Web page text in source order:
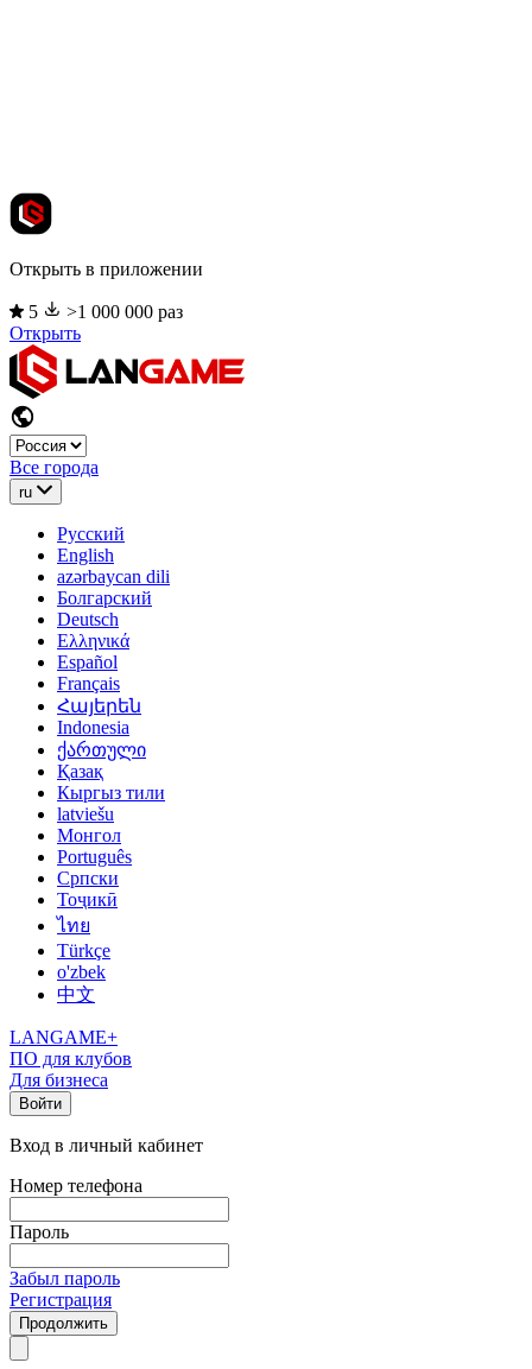
Открыть в приложении
5
>1 000 000 раз
Открыть
Все города
ru
Русский
English
azərbaycan dili
Болгарский
Deutsch
Ελληνικά
Español
Français
Հայերեն
Indonesia
ქართული
Қазақ
Кыргыз тили
latviešu
Монгол
Português
Српски
Тоҷикӣ
ไทย
Türkçe
o'zbek
中文
LANGAME+
ПО для клубов
Для бизнеса
Войти
Вход в личный кабинет
Номер телефона
Пароль
Забыл пароль
Регистрация
Продолжить